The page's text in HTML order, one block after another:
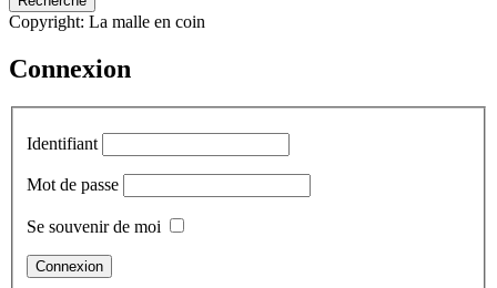
Copyright: La malle en coin
Connexion
Identifiant
Mot de passe
Se souvenir de moi